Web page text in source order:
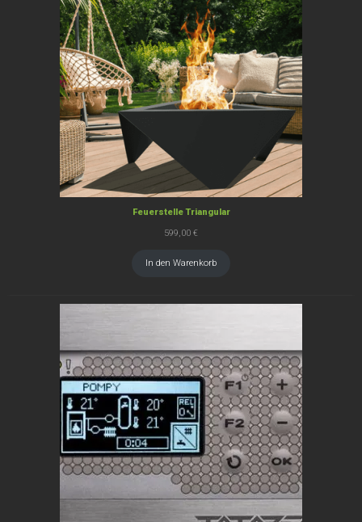
Feuerstelle Triangular
599,00 €
In den Warenkorb